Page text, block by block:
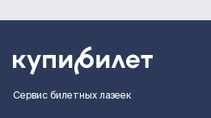
Сервис билетных лазеек